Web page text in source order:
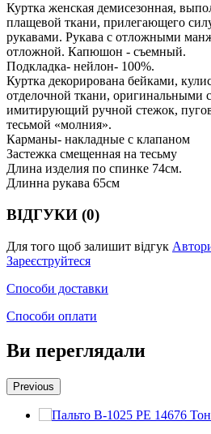
Куртка женская демисезонная,
плащевой ткани, прилегающего
рукавами. Рукава с отложными
отложной. Капюшон - съемный.
Подкладка- нейлон- 100%.
Куртка декорирована бейками,
отделочной ткани, оригинальными
имитирующий ручной стежок,
тесьмой «молния».
Карманы- накладные с клапаном
Застежка смещенная на тесьму
Длина изделия по спинке 74см.
Длинна рукава 65см
ВІДГУКИ (0)
Для того щоб залишит відгук
Зареєструйтеся
Способи доставки
Способи оплати
Ви переглядали
Previous